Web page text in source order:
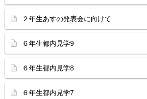
２年生あすの発表会に向けて
６年生都内見学9
６年生都内見学8
６年生都内見学7